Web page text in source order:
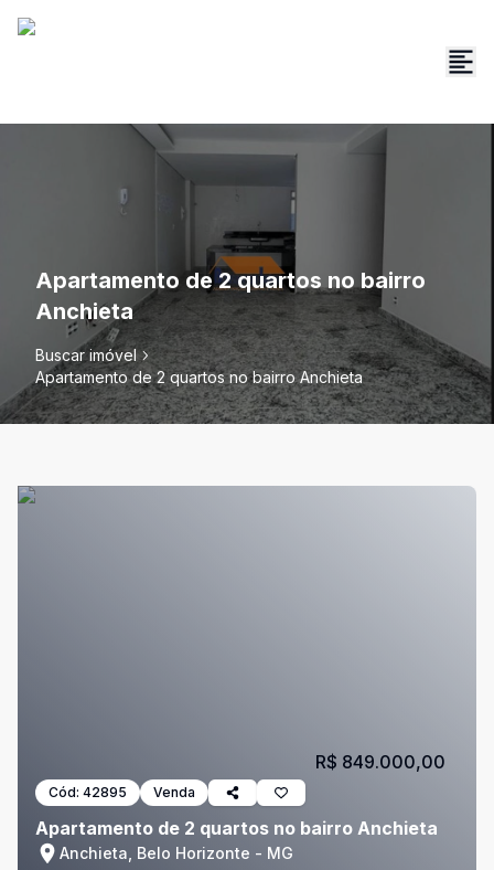
Apartamento de 2 quartos no bairro
Anchieta
Buscar imóvel
Apartamento de 2 quartos no bairro Anchieta
Cód: 42895 Venda
Apartamento de 2 quartos no bairro Anchieta
Anchieta, Belo Horizonte - MG
R$ 849.000,00